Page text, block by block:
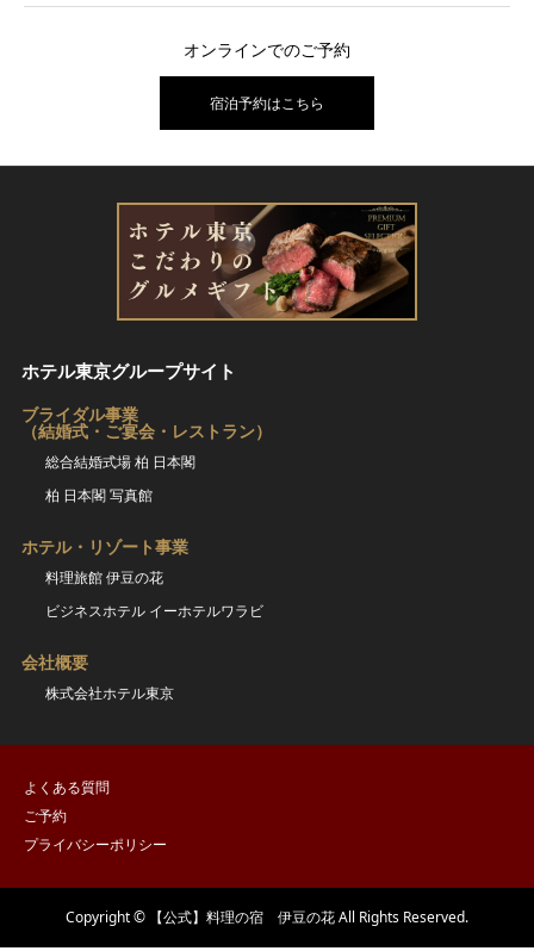
オンラインでのご予約
宿泊予約はこちら
ホテル東京グループサイト
ブライダル事業
（結婚式・ご宴会・レストラン）
総合結婚式場 柏 日本閣
柏 日本閣 写真館
ホテル・リゾート事業
料理旅館 伊豆の花
ビジネスホテル イーホテルワラビ
会社概要
株式会社ホテル東京
よくある質問
ご予約
プライバシーポリシー
Copyright © 【公式】料理の宿 伊豆の花 All Rights Reserved.